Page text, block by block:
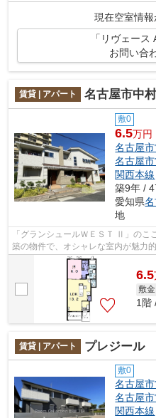
現在空室情報
「リヴェー
お問い合
賃貸 | アパート 名古屋市中村
敷0
6.5万円
名古屋
名古屋
関西本線
築9年 /
愛知県
地
「グランシュールＷＥＳＴ Ⅱ」のこ
築の物件で、オシャレな室内が魅力
充実のアパート物件。駅まで徒歩14
6.5
敷金
1階
賃貸 | アパート プレジール
敷0
名古屋
名古屋
関西本線